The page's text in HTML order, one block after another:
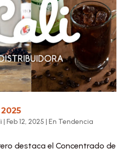
| Feb 12, 2025 | En Tendencia
destaca el Concentrado de